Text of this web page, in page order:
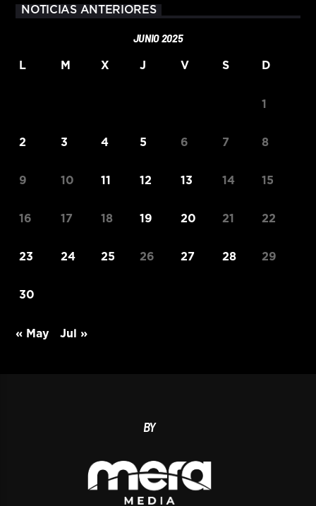
NOTICIAS ANTERIORES
JUNIO 2025
L M X J V S D
1
2 3 4 5 6 7 8
9 10 11 12 13 14 15
16 17 18 19 20 21 22
23 24 25 26 27 28 29
30
« May Jul »
BY